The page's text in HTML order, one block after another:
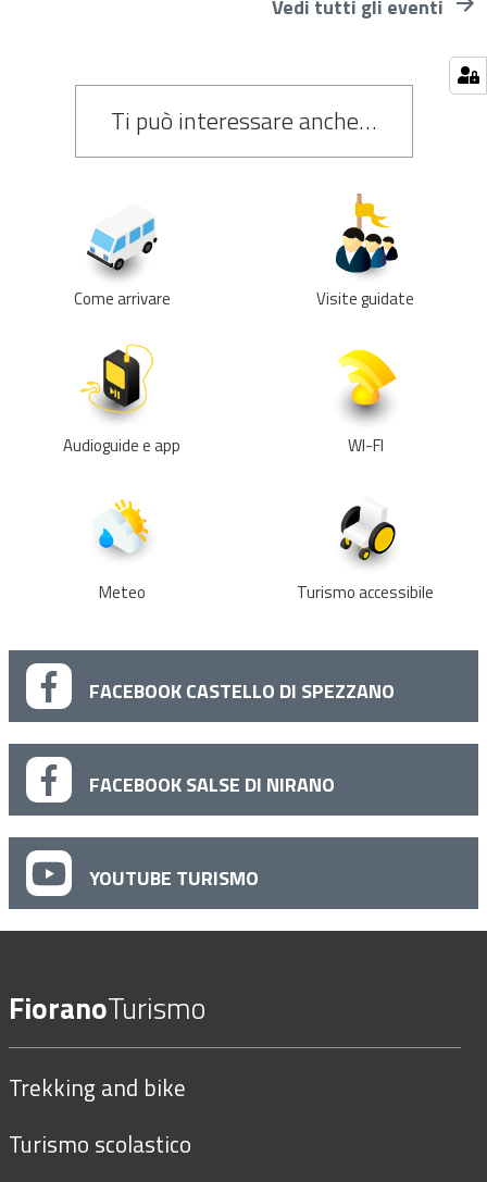
Vedi tutti gli eventi
Ti può interessare anche…
Come arrivare Visite guidate
Audioguide e app WI-FI
Meteo Turismo accessibile
FACEBOOK CASTELLO DI SPEZZANO
FACEBOOK SALSE DI NIRANO
YOUTUBE TURISMO
FioranoTurismo
Trekking and bike
Turismo scolastico